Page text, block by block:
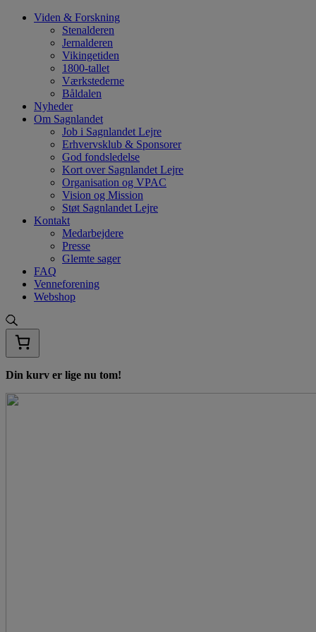
Hop
Viden & Forskning
Stenalderen
Jernalderen
Vikingetiden
1800-tallet
Værkstederne
Båldalen
Nyheder
Om Sagnlandet
Job i Sagnlandet Lejre
Erhvervsklub & Sponsorer
God fondsledelse
Kort over Sagnlandet Lejre
Organisation og VPAC
Vision og Mission
Støt Sagnlandet Lejre
Kontakt
Medarbejdere
Presse
Glemte sager
FAQ
Venneforening
Webshop
Din kurv er lige nu tom!